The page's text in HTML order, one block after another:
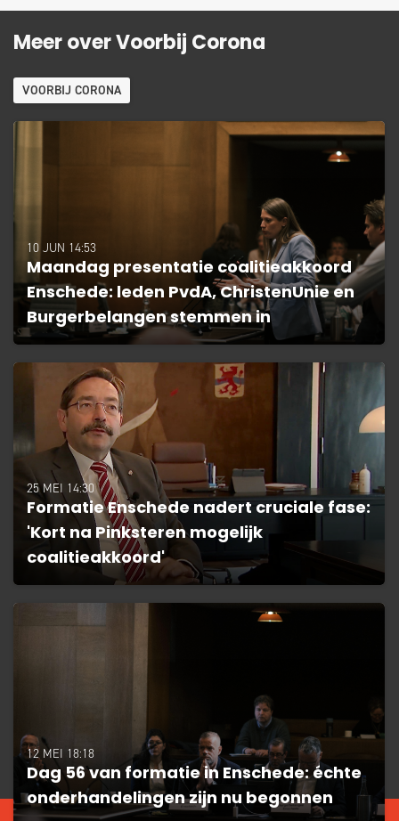
Meer over Voorbij Corona
VOORBIJ CORONA
10 JUN 14:53
Maandag presentatie coalitieakkoord
Enschede: leden PvdA, ChristenUnie en
Burgerbelangen stemmen in
25 MEI 14:30
Formatie Enschede nadert cruciale fase:
'Kort na Pinksteren mogelijk
coalitieakkoord'
12 MEI 18:18
Dag 56 van formatie in Enschede: échte
onderhandelingen zijn nu begonnen